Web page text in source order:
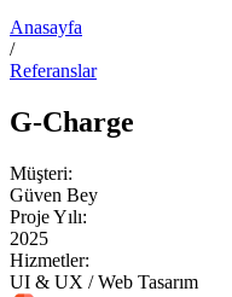
Anasayfa
/
Referanslar
G-Charge
Müşteri:
Güven Bey
Proje Yılı:
2025
Hizmetler:
UI & UX / Web Tasarım